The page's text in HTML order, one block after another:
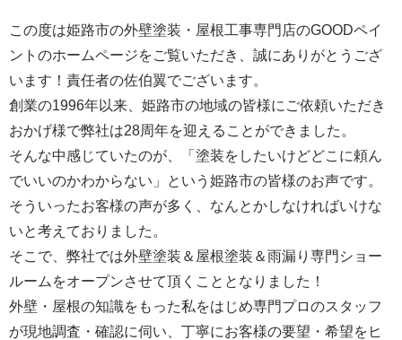
この度は姫路市の外壁塗装・屋根工事専門店のGOODペイ
ントのホームページをご覧いただき、誠にありがとうござ
います！責任者の佐伯翼でございます。
創業の1996年以来、姫路市の地域の皆様にご依頼いただき
おかげ様で弊社は28周年を迎えることができました。
そんな中感じていたのが、「塗装をしたいけどどこに頼ん
でいいのかわからない」という姫路市の皆様のお声です。
そういったお客様の声が多く、なんとかしなければいけな
いと考えておりました。
そこで、弊社では外壁塗装＆屋根塗装＆雨漏り専門ショー
ルームをオープンさせて頂くこととなりました！
外壁・屋根の知識をもった私をはじめ専門プロのスタッフ
が現地調査・確認に伺い、丁寧にお客様の要望・希望をヒ